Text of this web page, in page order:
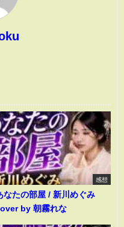
感想
なたの部屋 / 新川めぐみ
by 朝霧れな